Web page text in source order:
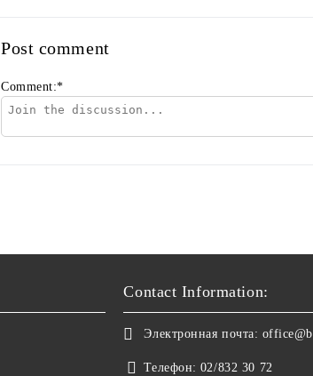
Post comment
Comment:*
Contact Information:
Электронная почта:
Телефон: 02/832 30 72